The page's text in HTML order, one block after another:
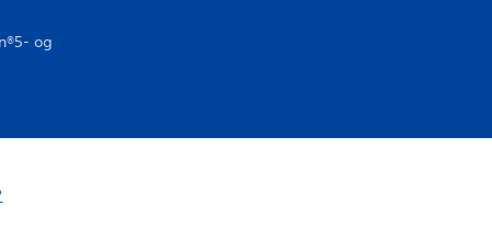
og